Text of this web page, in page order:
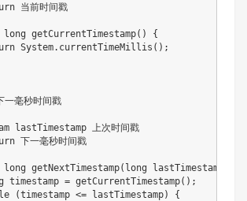
当前时间戳
long getCurrentTimestamp() {
System.currentTimeMillis();
毫秒时间戳
lastTimestamp 上次时间戳
下一毫秒时间戳
getNextTimestamp(long lastTimestamp) {
timestamp = getCurrentTimestamp();
(timestamp <= lastTimestamp) {